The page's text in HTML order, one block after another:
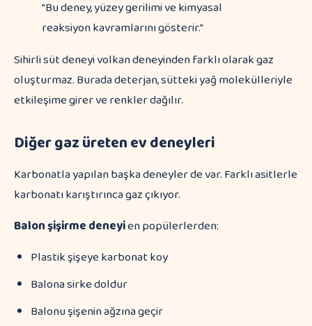
"Bu deney, yüzey gerilimi ve kimyasal
reaksiyon kavramlarını gösterir."
Sihirli süt deneyi volkan deneyinden farklı olarak gaz
oluşturmaz. Burada deterjan, sütteki yağ molekülleriyle
etkileşime girer ve renkler dağılır.
Diğer gaz üreten ev deneyleri
Karbonatla yapılan başka deneyler de var. Farklı asitlerle
karbonatı karıştırınca gaz çıkıyor.
Balon şişirme deneyien popülerlerden:
Plastik şişeye karbonat koy
Balona sirke doldur
Balonu şişenin ağzına geçir